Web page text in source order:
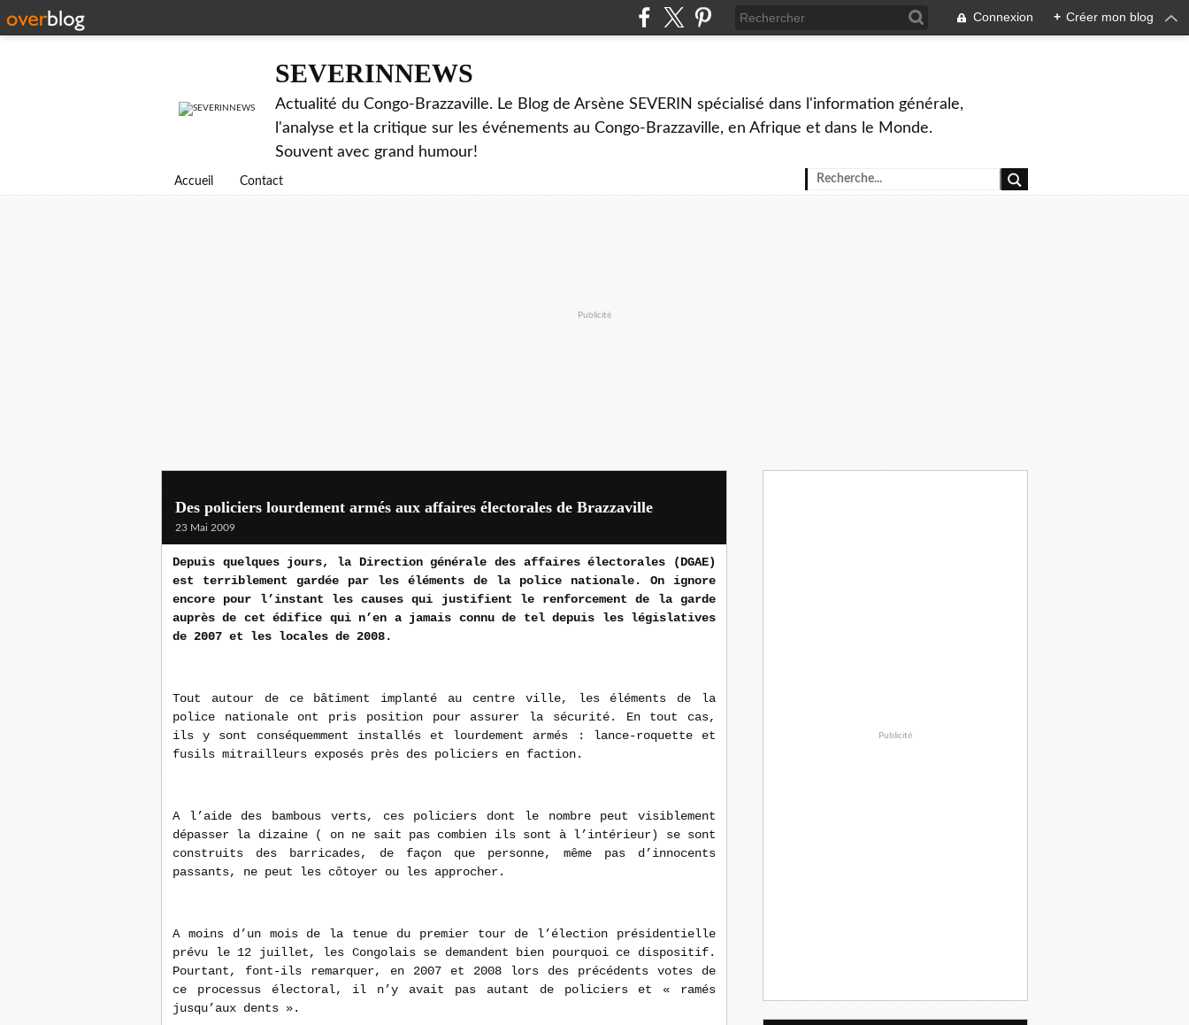
Connexion + Créer mon blog
SEVERINNEWS
Actualité du Congo-Brazzaville. Le Blog de Arsène SEVERIN spécialisé dans l'information générale,
l'analyse et la critique sur les événements au Congo-Brazzaville, en Afrique et dans le Monde.
Souvent avec grand humour!
Accueil Contact
Publicité
Des policiers lourdement armés aux affaires électorales de Brazzaville
23 Mai 2009
Depuis quelques jours, la Direction générale des affaires électorales (DGAE)
est terriblement gardée par les éléments de la police nationale. On ignore
encore pour l’instant les causes qui justifient le renforcement de la garde
auprès de cet édifice qui n’en a jamais connu de tel depuis les législatives
de 2007 et les locales de 2008.
Tout autour de ce bâtiment implanté au centre ville, les éléments de la
police nationale ont pris position pour assurer la sécurité. En tout cas,
ils y sont conséquemment installés et lourdement armés : lance-roquette et
fusils mitrailleurs exposés près des policiers en faction.
A l’aide des bambous verts, ces policiers dont le nombre peut visiblement
dépasser la dizaine ( on ne sait pas combien ils sont à l’intérieur) se sont
construits des barricades, de façon que personne, même pas d’innocents
passants, ne peut les côtoyer ou les approcher.
A moins d’un mois de la tenue du premier tour de l’élection présidentielle
prévu le 12 juillet, les Congolais se demandent bien pourquoi ce dispositif.
Pourtant, font-ils remarquer, en 2007 et 2008 lors des précédents votes de
ce processus électoral, il n’y avait pas autant de policiers et « ramés
jusqu’aux dents ».
Publicité